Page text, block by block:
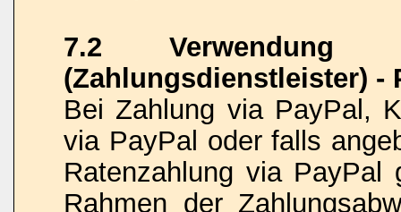
7.2 Verwendung
(Zahlungsdienstleister) -
Bei Zahlung via PayPal,
via PayPal oder falls
Ratenzahlung via PayPal
Rahmen der